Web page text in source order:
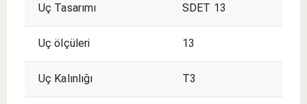
Uç Tasarımı SDET 13
Uç ölçüleri 13
Uç Kalınlığı T3